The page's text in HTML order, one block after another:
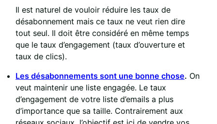
Il est naturel de vouloir réduire les taux de
désabonnement mais ce taux ne veut rien dire
tout seul. Il doit être considéré en même temps
que le taux d’engagement (taux d’ouverture et
taux de clics).
Les désabonnements sont une bonne chose. On
veut maintenir une liste engagée. Le taux
d’engagement de votre liste d’emails a plus
d’importance que sa taille. Contrairement aux